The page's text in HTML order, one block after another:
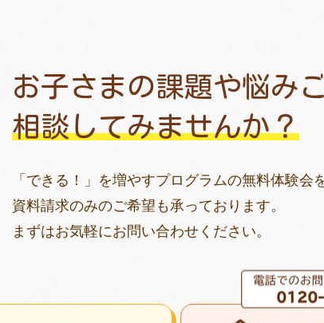
お子さまの課題や悩み
相談してみませんか？
「できる！」を増やすプログラムの無料体験会
資料請求のみのご希望も承っております。
まずはお気軽にお問い合わせください。